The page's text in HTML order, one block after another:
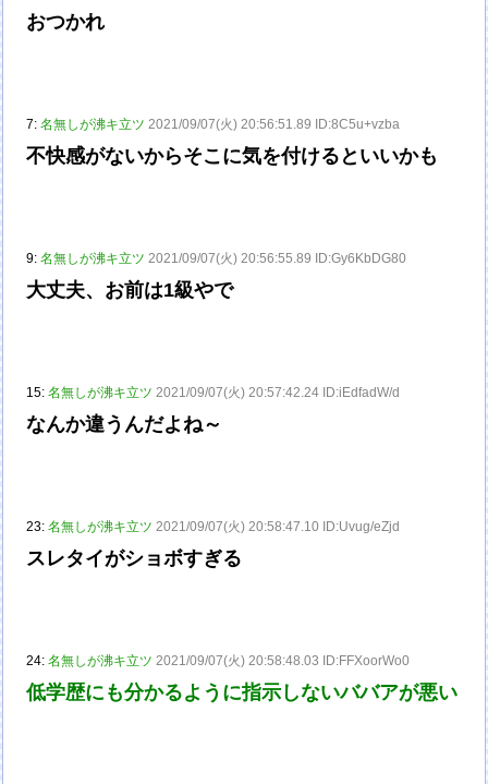
おつかれ
7:名無しが沸キ立ツ 2021/09/07(火) 20:56:51.89 ID:8C5u+vzba
不快感がないからそこに気を付けるといいかも
9:名無しが沸キ立ツ 2021/09/07(火) 20:56:55.89 ID:Gy6KbDG80
大丈夫、お前は1級やで
15:名無しが沸キ立ツ 2021/09/07(火) 20:57:42.24 ID:iEdfadW/d
なんか違うんだよね～
23:名無しが沸キ立ツ 2021/09/07(火) 20:58:47.10 ID:Uvug/eZjd
スレタイがショボすぎる
24:名無しが沸キ立ツ 2021/09/07(火) 20:58:48.03 ID:FFXoorWo0
低学歴にも分かるように指示しないババアが悪い